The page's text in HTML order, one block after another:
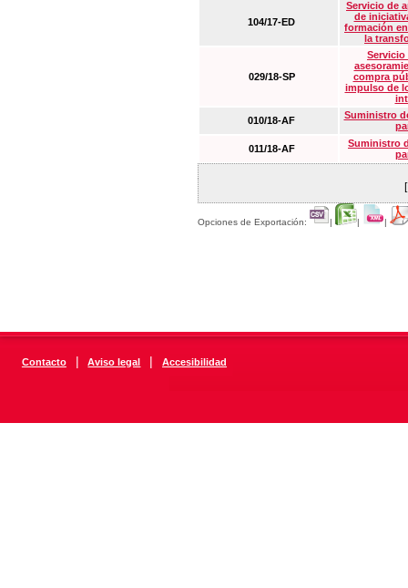
104/17-ED
Servicio de
de
formación
la
029/18-SP
Servicio
compra
impulso de
010/18-AF
Suministro
011/18-AF
Suministro
Opciones de Exportación: | | |
Contacto | Aviso legal | Accesibilidad